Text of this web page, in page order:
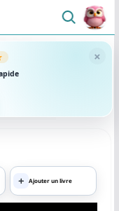
Ajouter un livre
×